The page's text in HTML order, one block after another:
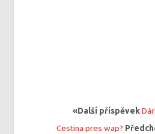
«Další příspěvek
Cestina pres wap?